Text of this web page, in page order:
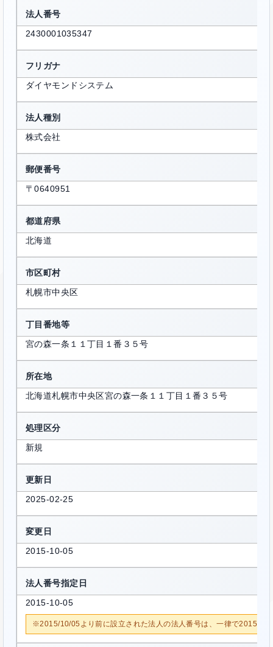
法人番号
2430001035347
フリガナ
ダイヤモンドシステム
法人種別
株式会社
郵便番号
〒0640951
都道府県
北海道
市区町村
札幌市中央区
丁目番地等
宮の森一条１１丁目１番３５号
所在地
北海道札幌市中央区宮の森一条１１丁目１番３５号
処理区分
新規
更新日
2025-02-25
変更日
2015-10-05
法人番号指定日
2015-10-05
※2015/10/05より前に設立された法人の法人番号は、一律で2015/10/